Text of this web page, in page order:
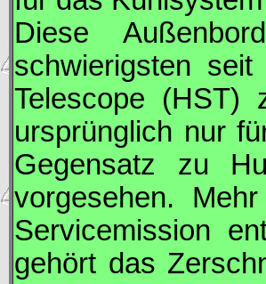
Diese
schwierigsten
Telescope (HST)
ursprünglich nur
Gegensatz zu
vorgesehen.
Servicemission
gehört das